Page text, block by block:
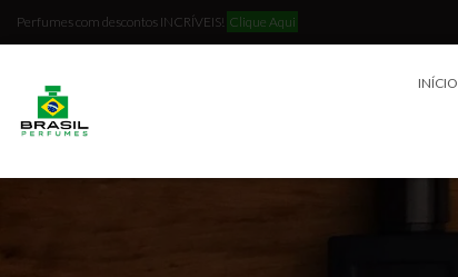
Perfumes com descontos INCRÍVEIS! Clique Aqui
INÍCIO